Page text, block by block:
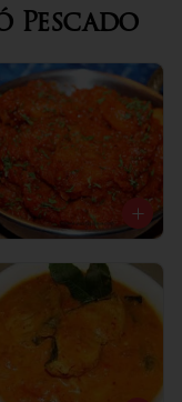
Pescado